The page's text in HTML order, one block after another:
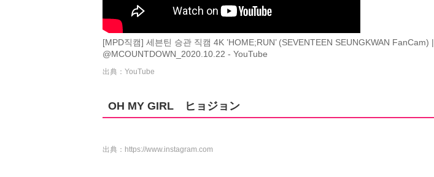
[MPD직캠] 세븐틴 승관 직캠 4K ’HOME;RUN’ (SEVENTEEN SEUNGKWAN FanCam) |
@MCOUNTDOWN_2020.10.22 - YouTube
出典：YouTube
OH MY GIRL ヒョジョン
出典： https://www.instagram.com